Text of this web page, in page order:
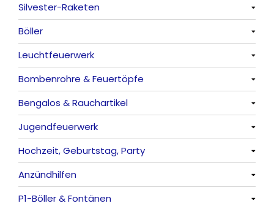
Alle anzeigen
Silvester-Raketen
Alle anzeigen
Böller
Alle anzeigen
China-Böller
Knaller / Kanonenschläge
Reibkopfknaller
Frösche, Pfeiffer
Leuchtfeuerwerk
Alle anzeigen
Vulkane
Fontänen
Sonnen
Feuervögel
Römische Lichter
Bombenrohre & Feuertöpfe
Alle anzeigen
Mit Rumms
Bezaubernde Effekte
Bengalos & Rauchartikel
Alle anzeigen
Bengalos
Rauchartikel
Jugendfeuerwerk
Alle anzeigen
Hochzeit, Geburtstag, Party
Alle anzeigen
Feuerschriften
Anzündhilfen
Alle anzeigen
P1-Böller & Fontänen